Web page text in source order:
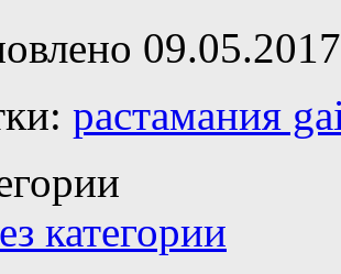
растамания
категории